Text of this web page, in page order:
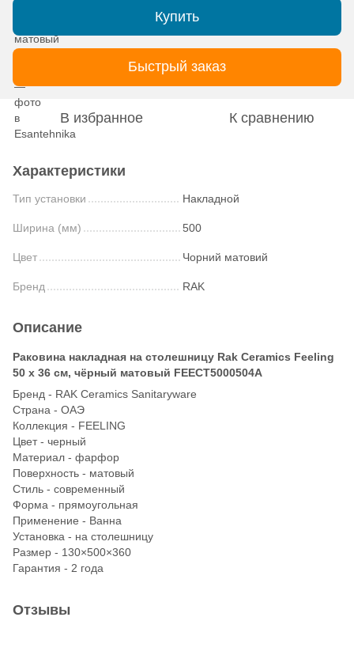
Купить
Быстрый заказ
В избранное К сравнению
Характеристики
Тип установки Накладной
Ширина (мм) 500
Цвет Чорний матовий
Бренд RAK
Описание
Раковина накладная на столешницу Rak Ceramics Feeling
50 x 36 см, чёрный матовый FEECT5000504A
Бренд - RAK Ceramics Sanitaryware
Страна - ОАЭ
Коллекция - FEELING
Цвет - черный
Материал - фарфор
Поверхность - матовый
Стиль - современный
Форма - прямоугольная
Применение - Ванна
Установка - на столешницу
Размер - 130×500×360
Гарантия - 2 года
Отзывы